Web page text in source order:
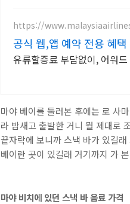
https://
공식 웹,앱 예약 전용 혜
유류할증료 부담없이, 어워
마야 베이를 둘러본 후에는 로 사
라 밤새고 출발한 거니 뭘 제대로
끝자락에 보니까 스낵 바가 있길
베이란 곳이 있길래 거기까지 가
마야 비치에 있던 스낵 바 음료 가격